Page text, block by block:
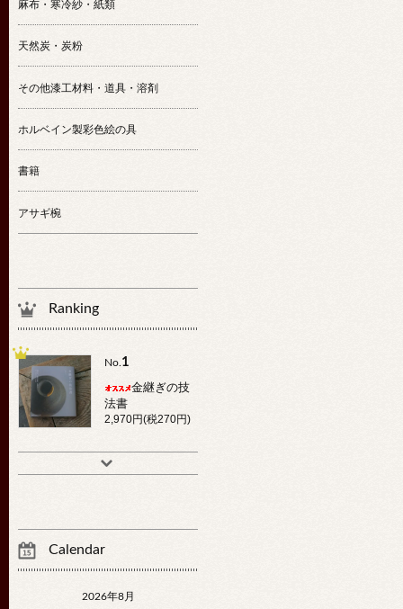
麻布・寒冷紗・紙類
天然炭・炭粉
その他漆工材料・道具・溶剤
ホルベイン製彩色絵の具
書籍
アサギ椀
Ranking
No.1
金継ぎの技
法書
2,970円(税270円)
Calendar
2026年8月